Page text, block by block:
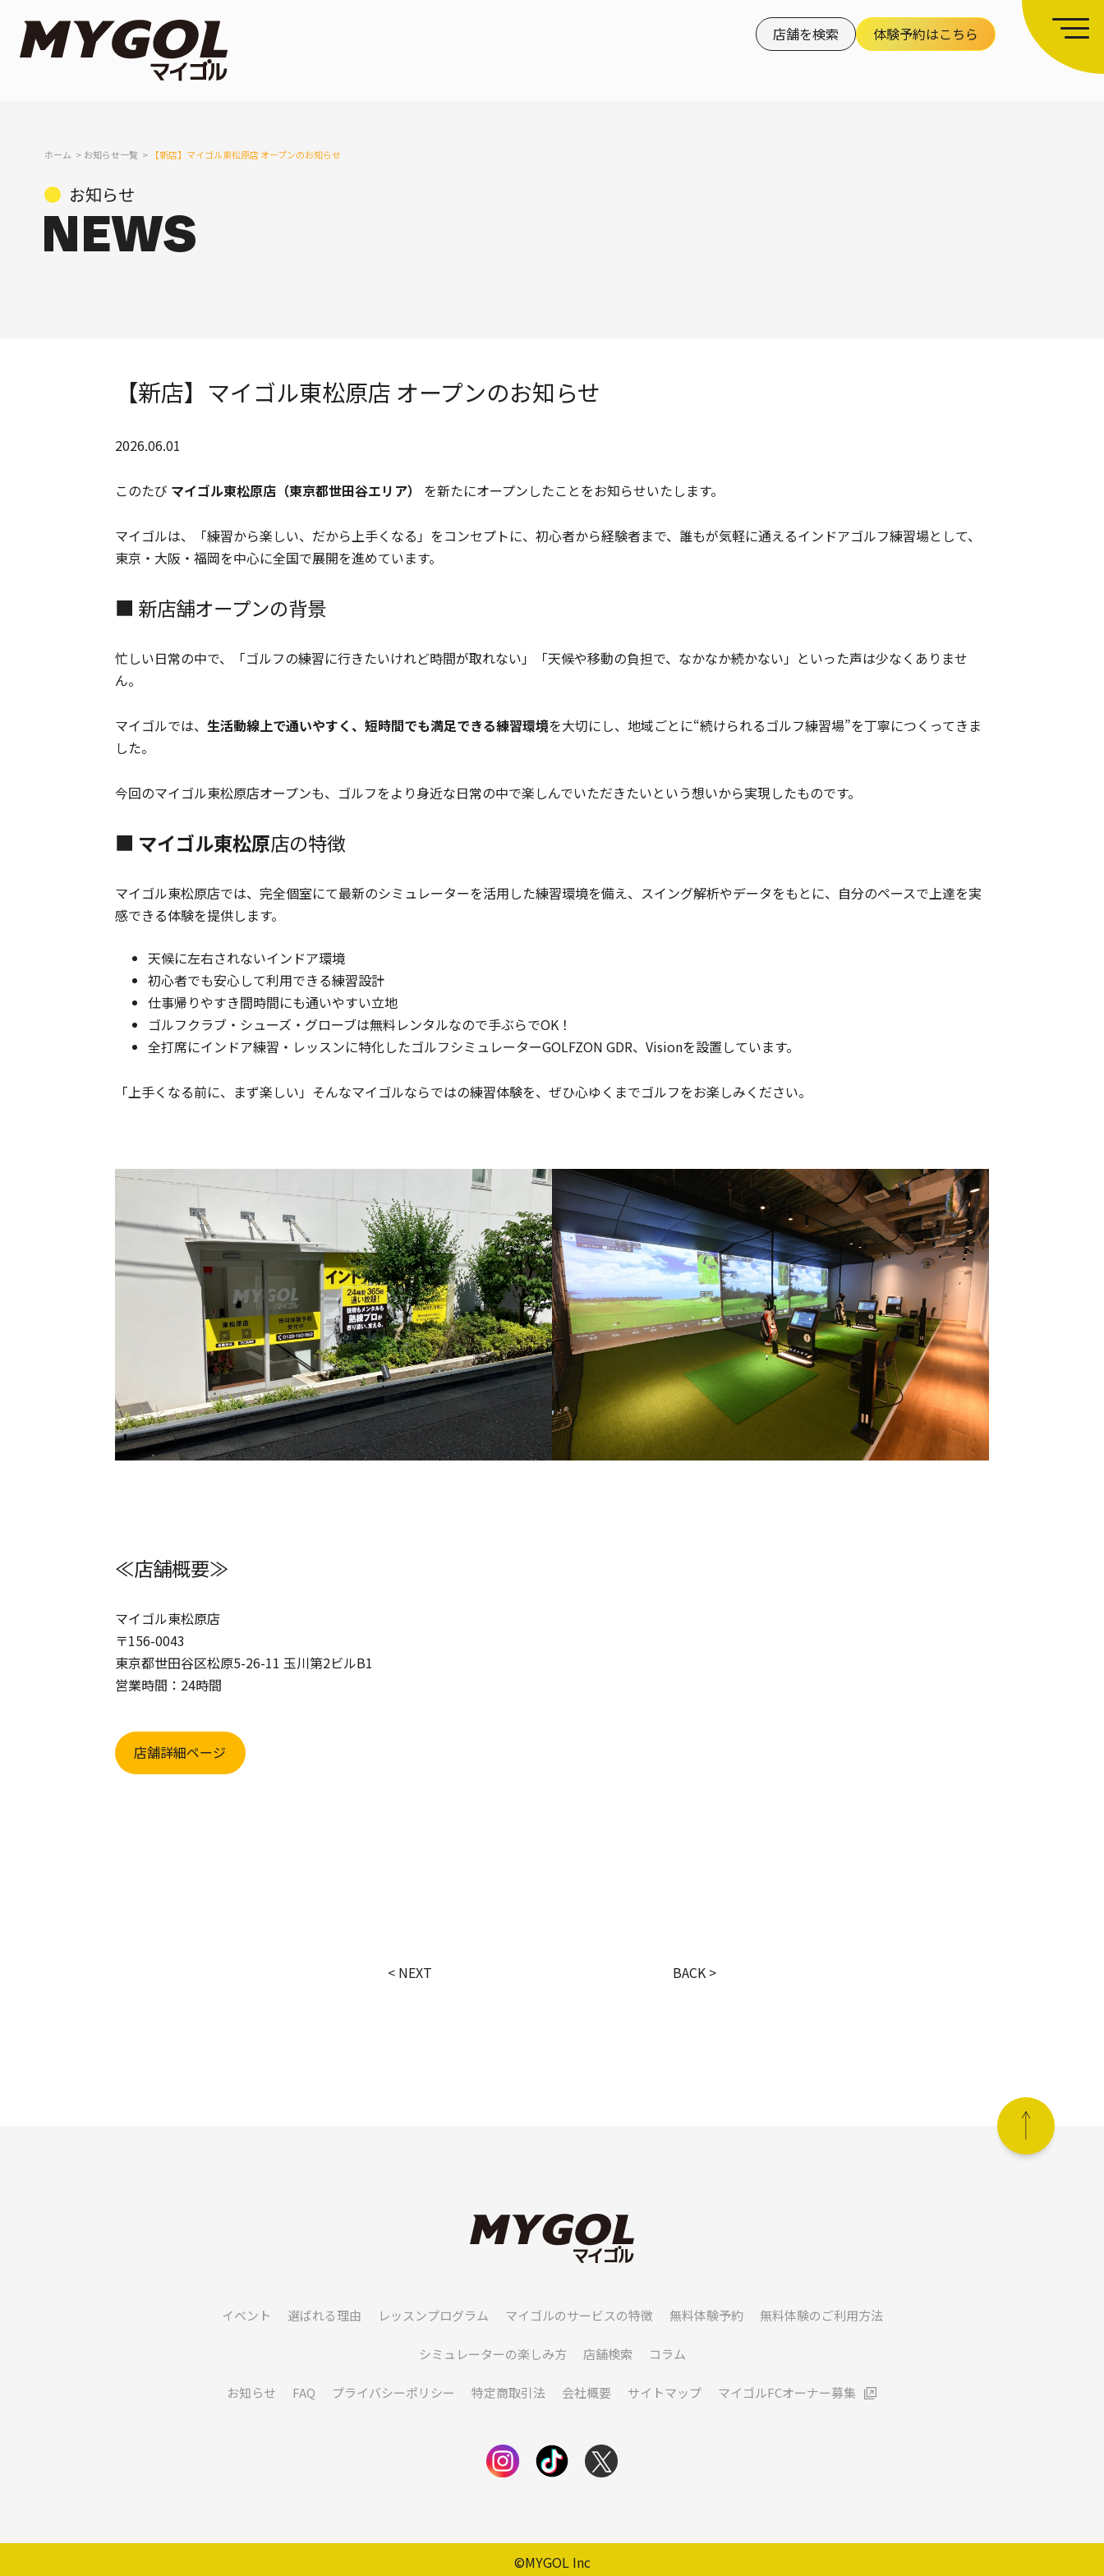
店舗を検索 体験予約はこちら
ホーム お知らせ一覧 【新店】マイゴル東松原店 オープンのお知らせ
お知らせ
【新店】マイゴル東松原店 オープンのお知らせ
2026.06.01
このたび マイゴル東松原店（東京都世田谷エリア） を新たにオープンしたことをお知らせいたします。
マイゴルは、「練習から楽しい、だから上手くなる」をコンセプトに、初心者から経験者まで、誰もが気軽に通えるインドアゴルフ練習場として、
東京・大阪・福岡を中心に全国で展開を進めています。
■ 新店舗オープンの背景
忙しい日常の中で、「ゴルフの練習に行きたいけれど時間が取れない」「天候や移動の負担で、なかなか続かない」といった声は少なくありませ
ん。
マイゴルでは、 生活動線上で通いやすく、短時間でも満足できる練習環境を大切にし、地域ごとに“続けられるゴルフ練習場”を丁寧につくってきま
した。
今回のマイゴル東松原店オープンも、ゴルフをより身近な日常の中で楽しんでいただきたいという想いから実現したものです。
■ マイゴル東松原店の特徴
マイゴル東松原店では、完全個室にて最新のシミュレーターを活用した練習環境を備え、スイング解析やデータをもとに、自分のペースで上達を実
感できる体験を提供します。
天候に左右されないインドア環境
初心者でも安心して利用できる練習設計
仕事帰りやすき間時間にも通いやすい立地
ゴルフクラブ・シューズ・グローブは無料レンタルなので手ぶらでOK！
全打席にインドア練習・レッスンに特化したゴルフシミュレーターGOLFZON GDR、Visionを設置しています。
「上手くなる前に、まず楽しい」そんなマイゴルならではの練習体験を、ぜひ心ゆくまでゴルフをお楽しみください。
≪店舗概要≫
マイゴル東松原店
〒156-0043
東京都世田谷区松原5-26-11 玉川第2ビルB1
営業時間：24時間
店舗詳細ページ
< NEXT BACK >
イベント 選ばれる理由 レッスンプログラム マイゴルのサービスの特徴 無料体験予約 無料体験のご利用方法
シミュレーターの楽しみ方 店舗検索 コラム
お知らせ FAQ プライバシーポリシー 特定商取引法 会社概要 サイトマップ マイゴルFCオーナー募集
©MYGOL Inc